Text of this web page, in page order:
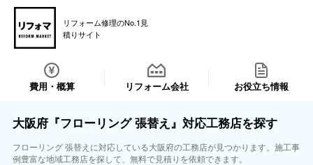
リフォーム修理のNo.1見
積りサイト
費用・概算 リフォーム会社 お役立ち情報
大阪府『フローリング 張替え』対応工務店を探す
フローリング 張替えに対応している大阪府の工務店が見つかります。施工事
例豊富な地域工務店を探して、無料で見積りを依頼できます。